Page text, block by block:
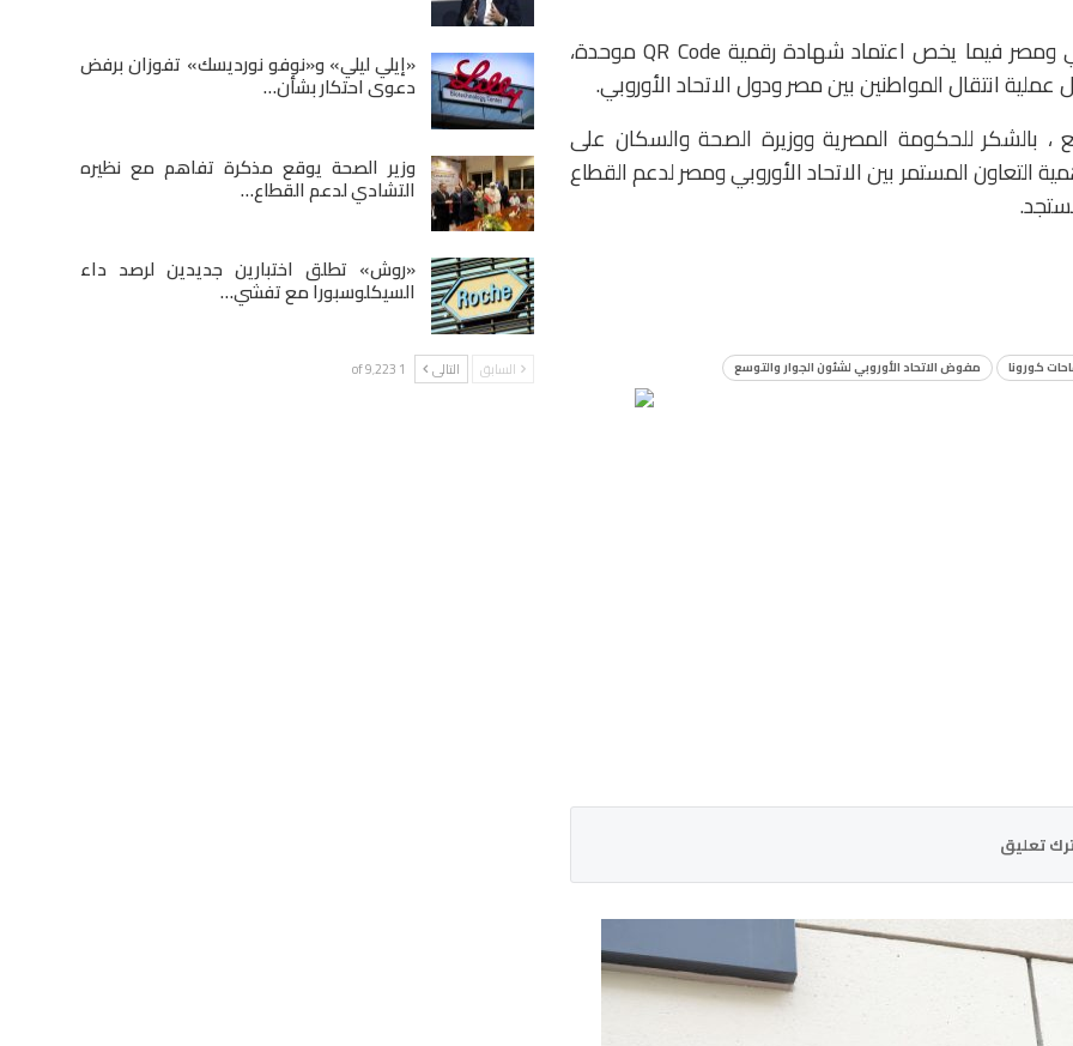
وأكد “فارهيلي”، استمرار المباحثات بين الاتحاد الاوروبي ومصر فيما يخص اعتماد شهادة رقمية QR Code موحدة،
انتقال المواطنين بين مصر ودول الاتحاد الأوروبي.
، بالشكر للحكومة المصرية ووزيرة الصحة والسكان على
التعاون المستمر بين الاتحاد الأوروبي ومصر لدعم القطاع
كورونا مفوض الاتحاد الأوروبي لشئون الجوار والتوسع
تعليق
«إيلي ليلي» و«نوفو نورديسك» تفوزان برفض
دعوى احتكار بشأن…
وزير الصحة يوقع مذكرة تفاهم مع نظيره
التشادي لدعم القطاع…
«روش» تطلق اختبارين جديدين لرصد داء
السيكلوسبورا مع تفشي…
السابق التالى 1 of 9٬223